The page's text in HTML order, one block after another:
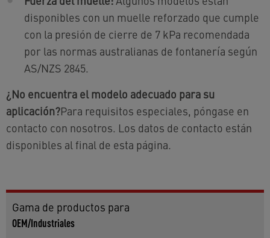
disponibles con un muelle reforzado que cumple
con la presión de cierre de 7 kPa recomendada
por las normas australianas de fontanería según
AS/NZS 2845.
¿No encuentra el modelo adecuado para su
aplicación?Para requisitos especiales, póngase en
contacto con nosotros. Los datos de contacto están
disponibles al final de esta página.
Gama de productos para
OEM/Industriales